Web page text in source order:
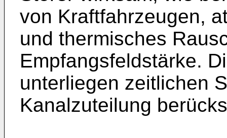
von Kraftfahrzeugen,
und thermisches
Empfangsfeldstärke.
unterliegen zeitlichen
Kanalzuteilung